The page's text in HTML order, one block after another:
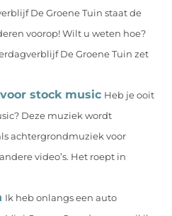
De Groene Tuin staat de
voorop! Wilt u weten hoe?
De Groene Tuin zet
stock music Heb je ooit
Deze muziek wordt
achtergrondmuziek voor
video’s. Het roept in
Ik heb onlangs een auto